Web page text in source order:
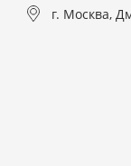
г. Москва,